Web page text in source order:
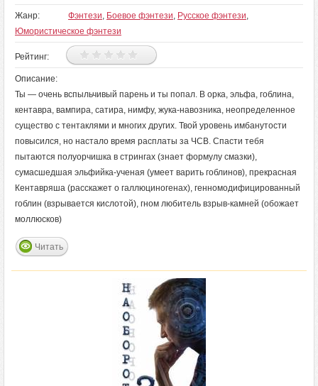
Жанр: Фэнтези, Боевое фэнтези, Русское фэнтези,
Юмористическое фэнтези
Рейтинг:
Описание:
Ты — очень вспыльчивый парень и ты попал. В орка, эльфа, гоблина,
кентавра, вампира, сатира, нимфу, жука-навозника, неопределенное
существо с тентаклями и многих других. Твой уровень имбанутости
повысился, но настало время расплаты за ЧСВ. Спасти тебя
пытаются полуорчишка в стрингах (знает формулу смазки),
сумасшедшая эльфийка-ученая (умеет варить гоблинов), прекрасная
Кентавряша (расскажет о галлюциногенах), генномодифицированный
гоблин (взрывается кислотой), гном любитель взрыв-камней (обожает
моллюсков)
Читать